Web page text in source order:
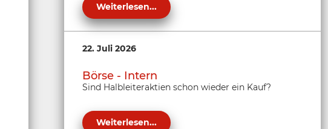
Weiterlesen...
22. Juli 2026
Börse - Intern
Sind Halbleiteraktien schon wieder ein Kauf?
Weiterlesen...